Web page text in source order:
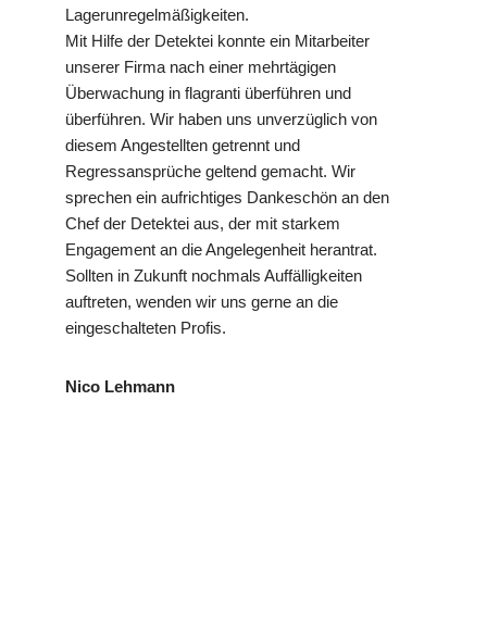
Lagerunregelmäßigkeiten.
Mit Hilfe der Detektei konnte ein Mitarbeiter
unserer Firma nach einer mehrtägigen
Überwachung in flagranti überführen und
überführen. Wir haben uns unverzüglich von
diesem Angestellten getrennt und
Regressansprüche geltend gemacht. Wir
sprechen ein aufrichtiges Dankeschön an den
Chef der Detektei aus, der mit starkem
Engagement an die Angelegenheit herantrat.
Sollten in Zukunft nochmals Auffälligkeiten
auftreten, wenden wir uns gerne an die
eingeschalteten Profis.
Nico Lehmann